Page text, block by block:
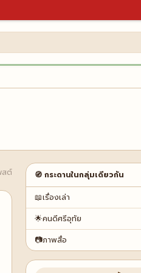
สต์ 🧭 กระดานในกลุ่มเดียวกัน
📖เรื่องเล่า
🌟คนดีศรีอุทัย
📷ภาพสื่อ